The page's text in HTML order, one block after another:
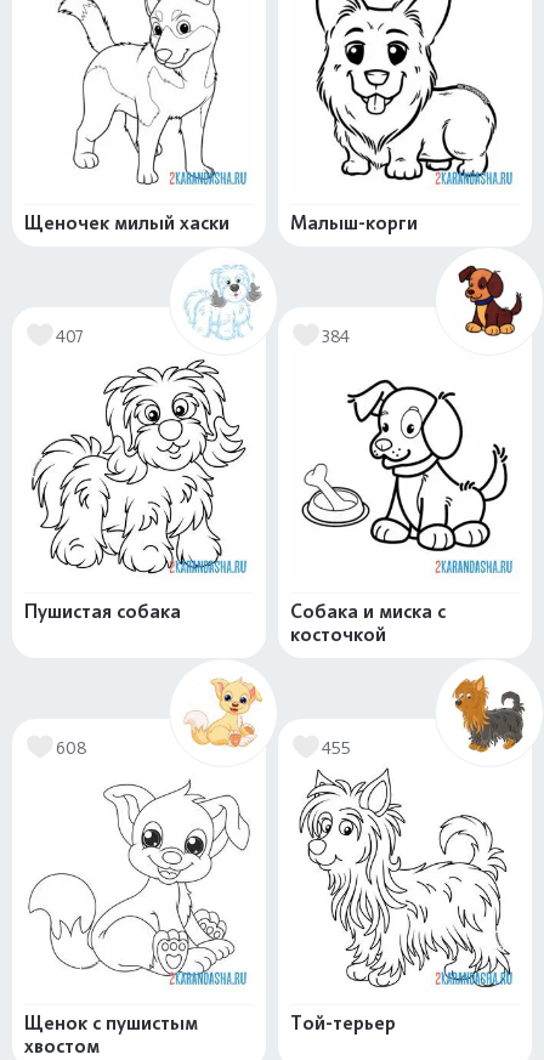
Щеночек милый хаски Малыш-корги
407
Пушистая собака
384
Собака и миска с
косточкой
608
Щенок с пушистым
хвостом
455
Той-терьер